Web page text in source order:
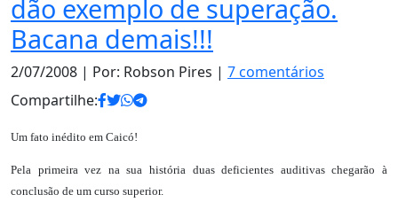
dão exemplo de superação.
Bacana demais!!!
2/07/2008 | Por: Robson Pires | 7 comentários
Compartilhe:
Um fato inédito em Caicó!
Pela primeira vez na sua história duas deficientes auditivas chegarão à
conclusão de um curso superior.